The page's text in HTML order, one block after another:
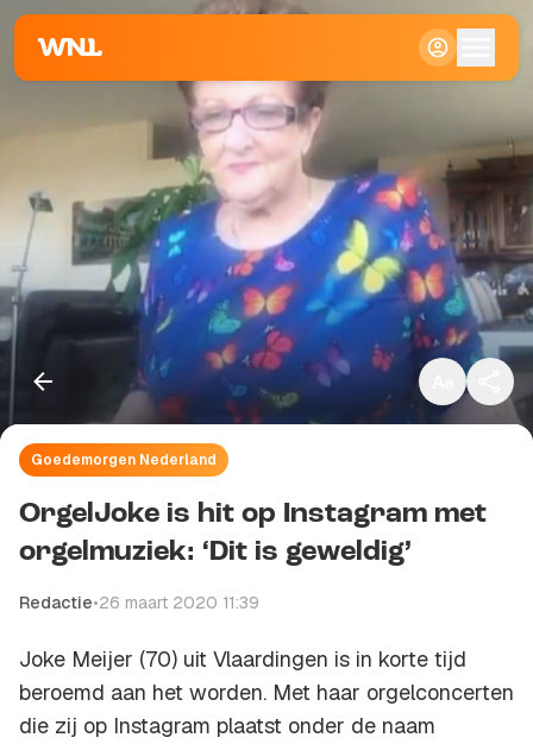
Klein
Standaard
Groot
Goedemorgen Nederland
OrgelJoke is hit op Instagram met
orgelmuziek: ‘Dit is geweldig’
Redactie•26 maart 2020 11:39
Joke Meijer (70) uit Vlaardingen is in korte tijd
beroemd aan het worden. Met haar orgelconcerten
die zij op Instagram plaatst onder de naam